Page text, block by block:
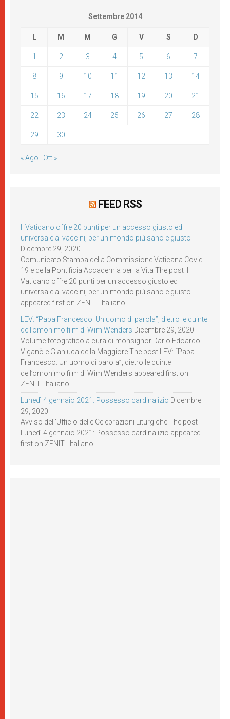
Settembre 2014
L M M G V S D
1 2 3 4 5 6 7
8 9 10 11 12 13 14
15 16 17 18 19 20 21
22 23 24 25 26 27 28
29 30
« Ago Ott »
FEED RSS
Il Vaticano offre 20 punti per un accesso giusto ed
universale ai vaccini, per un mondo più sano e giusto
Dicembre 29, 2020
Comunicato Stampa della Commissione Vaticana Covid-
19 e della Pontificia Accademia per la Vita The post Il
Vaticano offre 20 punti per un accesso giusto ed
universale ai vaccini, per un mondo più sano e giusto
appeared first on ZENIT - Italiano.
LEV: “Papa Francesco. Un uomo di parola”, dietro le quinte
dell’omonimo film di Wim Wenders Dicembre 29, 2020
Volume fotografico a cura di monsignor Dario Edoardo
Viganò e Gianluca della Maggiore The post LEV: “Papa
Francesco. Un uomo di parola”, dietro le quinte
dell’omonimo film di Wim Wenders appeared first on
ZENIT - Italiano.
Lunedì 4 gennaio 2021: Possesso cardinalizio Dicembre
29, 2020
Avviso dell’Ufficio delle Celebrazioni Liturgiche The post
Lunedì 4 gennaio 2021: Possesso cardinalizio appeared
first on ZENIT - Italiano.